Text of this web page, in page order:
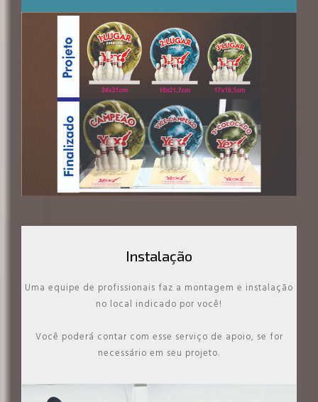
Instalação
Uma equipe de profissionais faz a montagem e instalação
no local indicado por você!
Você poderá contar com esse serviço de apoio, se for
necessário em seu projeto.